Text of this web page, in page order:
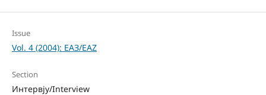
Issue
Vol. 4 (2004): ЕАЗ/EAZ
Section
Интервју/Interview